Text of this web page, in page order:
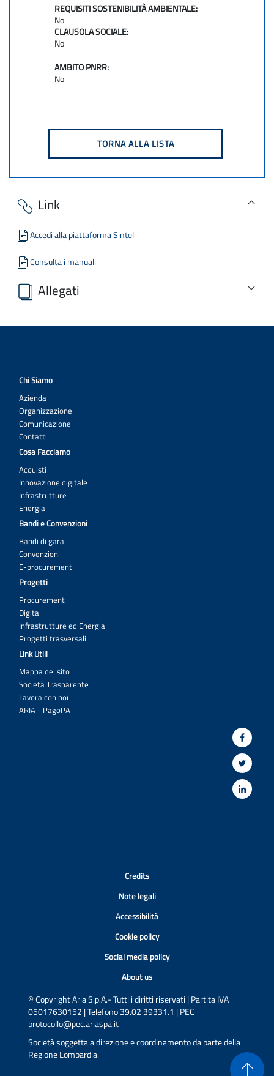
REQUISITI SOSTENIBILITÀ AMBIENTALE:
No
CLAUSOLA SOCIALE:
No
AMBITO PNRR:
No
Link
Accedi alla piattaforma Sintel
Consulta i manuali
Allegati
Chi Siamo
Azienda
Organizzazione
Comunicazione
Contatti
Cosa Facciamo
Acquisti
Innovazione digitale
Infrastrutture
Energia
Bandi e Convenzioni
Bandi di gara
Convenzioni
E-procurement
Progetti
Procurement
Digital
Infrastrutture ed Energia
Progetti trasversali
Link Utili
Mappa del sito
Società Trasparente
Lavora con noi
ARIA - PagoPA
Credits
Note legali
Accessibilità
Cookie policy
Social media policy
About us
© Copyright Aria S.p.A.- Tutti i diritti riservati | Partita IVA
05017630152 | Telefono 39.02 39331.1 | PEC
protocollo@pec.ariaspa.it
Società soggetta a direzione e coordinamento da parte della
Regione Lombardia.